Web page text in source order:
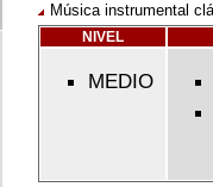
Música instrumental
NIVEL
MEDIO